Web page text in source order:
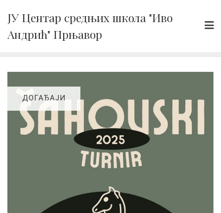
content
ЈУ Центар средњих школа "Иво
Андрић" Прњавор
ДОГАЂАЈИ